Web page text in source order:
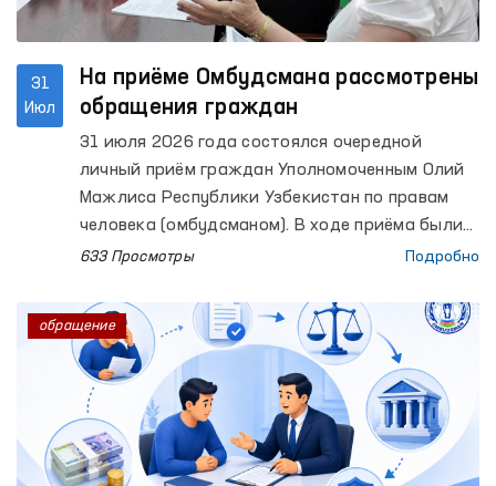
31
Июл
На приёме Омбудсмана рассмотрены
обращения граждан
31 июля 2026 года состоялся очередной
личный приём граждан Уполномоченным Олий
Мажлиса Республики Узбекистан по правам
человека (омбудсманом). В ходе приёма были
рассмотрены обращения по вопросам права
гражданско-правовых отношений, жилищных
вопросов, судебно-следственных процессов,
прав осуждённых и содержащихся под
стражей лиц, а также по другим правовым
вопросам.
633 Просмотры Подробно
обращение